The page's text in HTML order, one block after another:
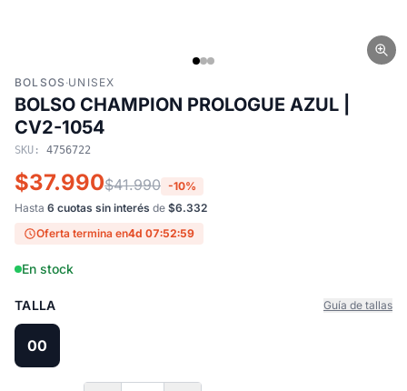
BOLSOS ·UNISEX
BOLSO CHAMPION PROLOGUE AZUL |
CV2-1054
SKU: 4756722
$37.990$41.990 -10%
Hasta 6 cuotas sin interés de $6.332
Oferta termina en4d 07:52:58
En stock
TALLA Guía de tallas
00